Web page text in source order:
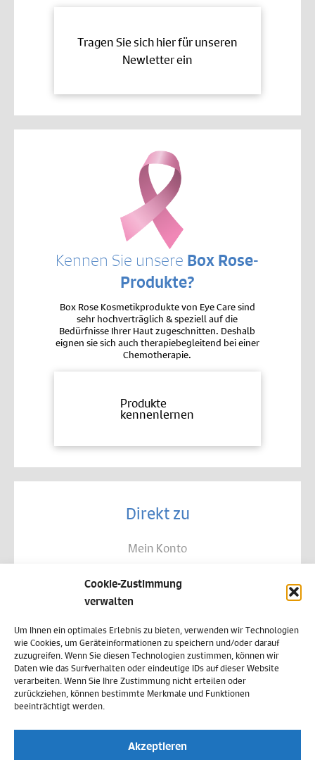
Cookie-Zustimmung
verwalten
Um Ihnen ein optimales Erlebnis zu bieten, verwenden wir Technologien
wie Cookies, um Geräteinformationen zu speichern und/oder darauf
zuzugreifen. Wenn Sie diesen Technologien zustimmen, können wir
Daten wie das Surfverhalten oder eindeutige IDs auf dieser Website
verarbeiten. Wenn Sie Ihre Zustimmung nicht erteilen oder
zurückziehen, können bestimmte Merkmale und Funktionen
beeinträchtigt werden.
Akzeptieren
Tragen Sie sich hier für unseren
Newletter ein
Kennen Sie unsere Box Rose-
Produkte?
Box Rose Kosmetikprodukte von Eye Care sind
sehr hochverträglich & speziell auf die
Bedürfnisse Ihrer Haut zugeschnitten. Deshalb
eignen sie sich auch therapiebegleitend bei einer
Chemotherapie.
Produkte
kennenlernen
Direkt zu
Mein Konto
Allgemeine Geschäftsbedingungen
Datenschutz
Widerruf
Zahlungsweisen
Versand & Lieferung
Cookie-Richtlinie (EU)